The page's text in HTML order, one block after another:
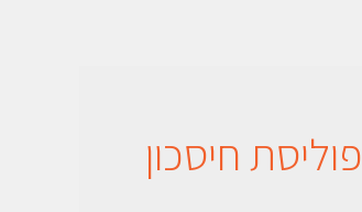
פוליסת חיסכון